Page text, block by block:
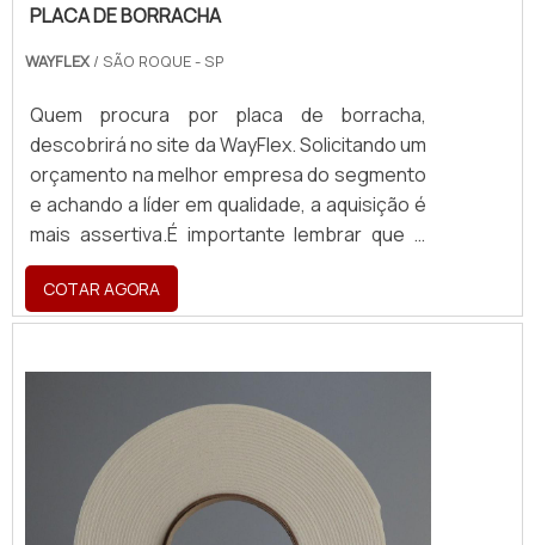
PLACA DE BORRACHA
WAYFLEX / SÃO ROQUE - SP
Quem procura por placa de borracha,
descobrirá no site da WayFlex. Solicitando um
orçamento na melhor empresa do segmento
e achando a líder em qualidade, a aquisição é
mais assertiva.É importante lembrar que o
produto deve ser adquirido com empresas
especializadas. Esse tipo de cuidado ajuda a
garantir a qualidade e durabilidade dos
não cumprem com suas fun...
COTAR AGORA